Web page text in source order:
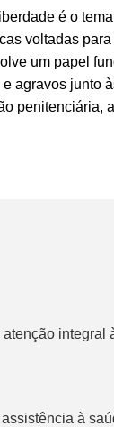
é o
voltadas
um papel
agravos junto
penitenciária,
à